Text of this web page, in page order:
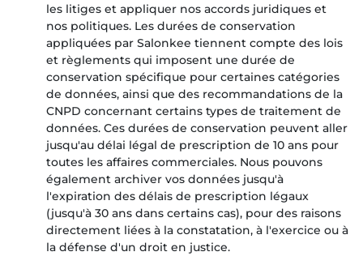
les litiges et appliquer nos accords juridiques et
nos politiques. Les durées de conservation
appliquées par Salonkee tiennent compte des lois
et règlements qui imposent une durée de
conservation spécifique pour certaines catégories
de données, ainsi que des recommandations de la
CNPD concernant certains types de traitement de
données. Ces durées de conservation peuvent aller
jusqu'au délai légal de prescription de 10 ans pour
toutes les affaires commerciales. Nous pouvons
également archiver vos données jusqu'à
l'expiration des délais de prescription légaux
(jusqu'à 30 ans dans certains cas), pour des raisons
directement liées à la constatation, à l'exercice ou à
la défense d'un droit en justice.